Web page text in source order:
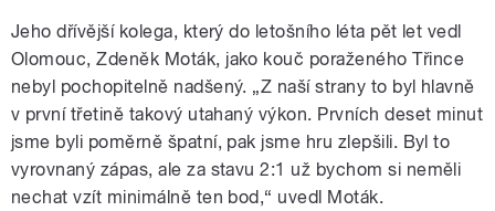
Jeho dřívější kolega, který do letošního léta pět let vedl
Olomouc, Zdeněk Moták, jako kouč poraženého Třince
nebyl pochopitelně nadšený. „Z naší strany to byl hlavně
v první třetině takový utahaný výkon. Prvních deset minut
jsme byli poměrně špatní, pak jsme hru zlepšili. Byl to
vyrovnaný zápas, ale za stavu 2:1 už bychom si neměli
nechat vzít minimálně ten bod,“ uvedl Moták.